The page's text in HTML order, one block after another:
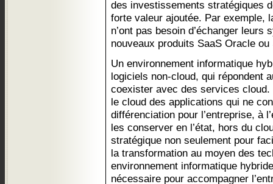
des investissements stratégiques
forte valeur ajoutée. Par exemple,
n’ont pas besoin d’échanger leurs
nouveaux produits SaaS Oracle ou
Un environnement informatique
logiciels non-cloud, qui répondent
coexister avec des services
le cloud des applications qui ne
différenciation pour l’entreprise, à
les conserver en l’état, hors du
stratégique non seulement pour
la transformation au moyen des
environnement informatique
nécessaire pour accompagner